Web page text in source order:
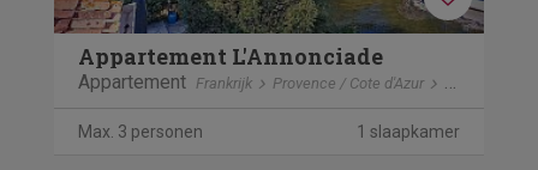
Appartement L'Annonciade
Appartement Frankrijk Provence / Cote d'Azur
Max. 3 personen 1 slaapkamer